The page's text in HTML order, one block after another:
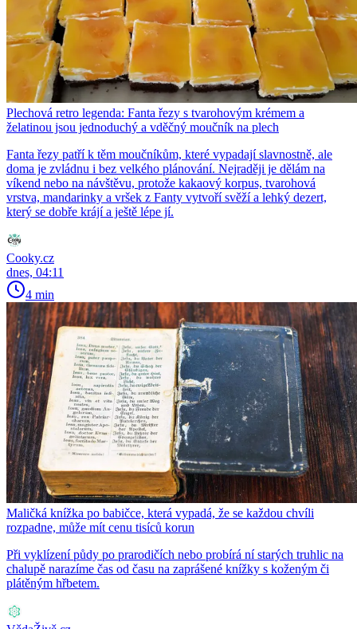
Plechová retro legenda: Fanta řezy s tvarohovým krémem a
želatinou jsou jednoduchý a vděčný moučník na plech
Fanta řezy patří k těm moučníkům, které vypadají slavnostně, ale
doma je zvládnu i bez velkého plánování. Nejraději je dělám na
víkend nebo na návštěvu, protože kakaový korpus, tvarohová
vrstva, mandarinky a vršek z Fanty vytvoří svěží a lehký dezert,
který se dobře krájí a ještě lépe jí.
Cooky.cz
dnes, 04:11
4 min
Maličká knížka po babičce, která vypadá, že se každou chvíli
rozpadne, může mít cenu tisíců korun
Při vyklízení půdy po prarodičích nebo probírá ní starých truhlic na
chalupě narazíme čas od času na zaprášené knížky s koženým či
plátěným hřbetem.